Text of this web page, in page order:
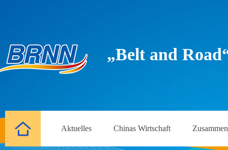
„Belt and
Aktuelles Chinas Wirtschaft